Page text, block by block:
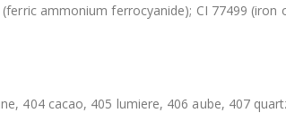
ammonium ferrocyanide); CI 77499
404 cacao, 405 lumiere, 406 aube, 407